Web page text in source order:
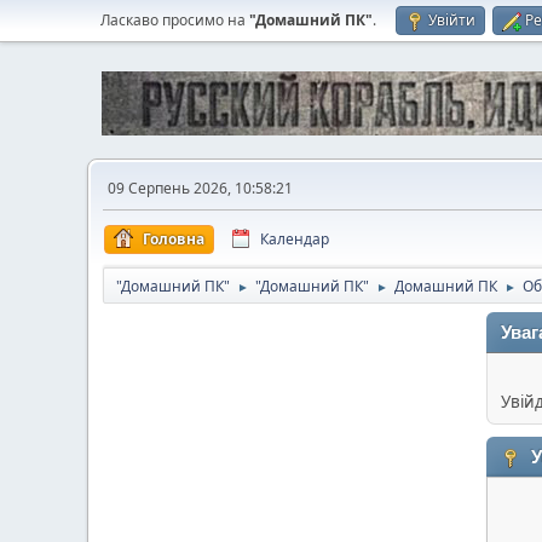
Ласкаво просимо на "Домашний ПК". Увійти
09 Серпень 2026, 10:58:21
Головна Календар
"Домашний ПК" ► "Домашний ПК" ► Домашний ПК ►